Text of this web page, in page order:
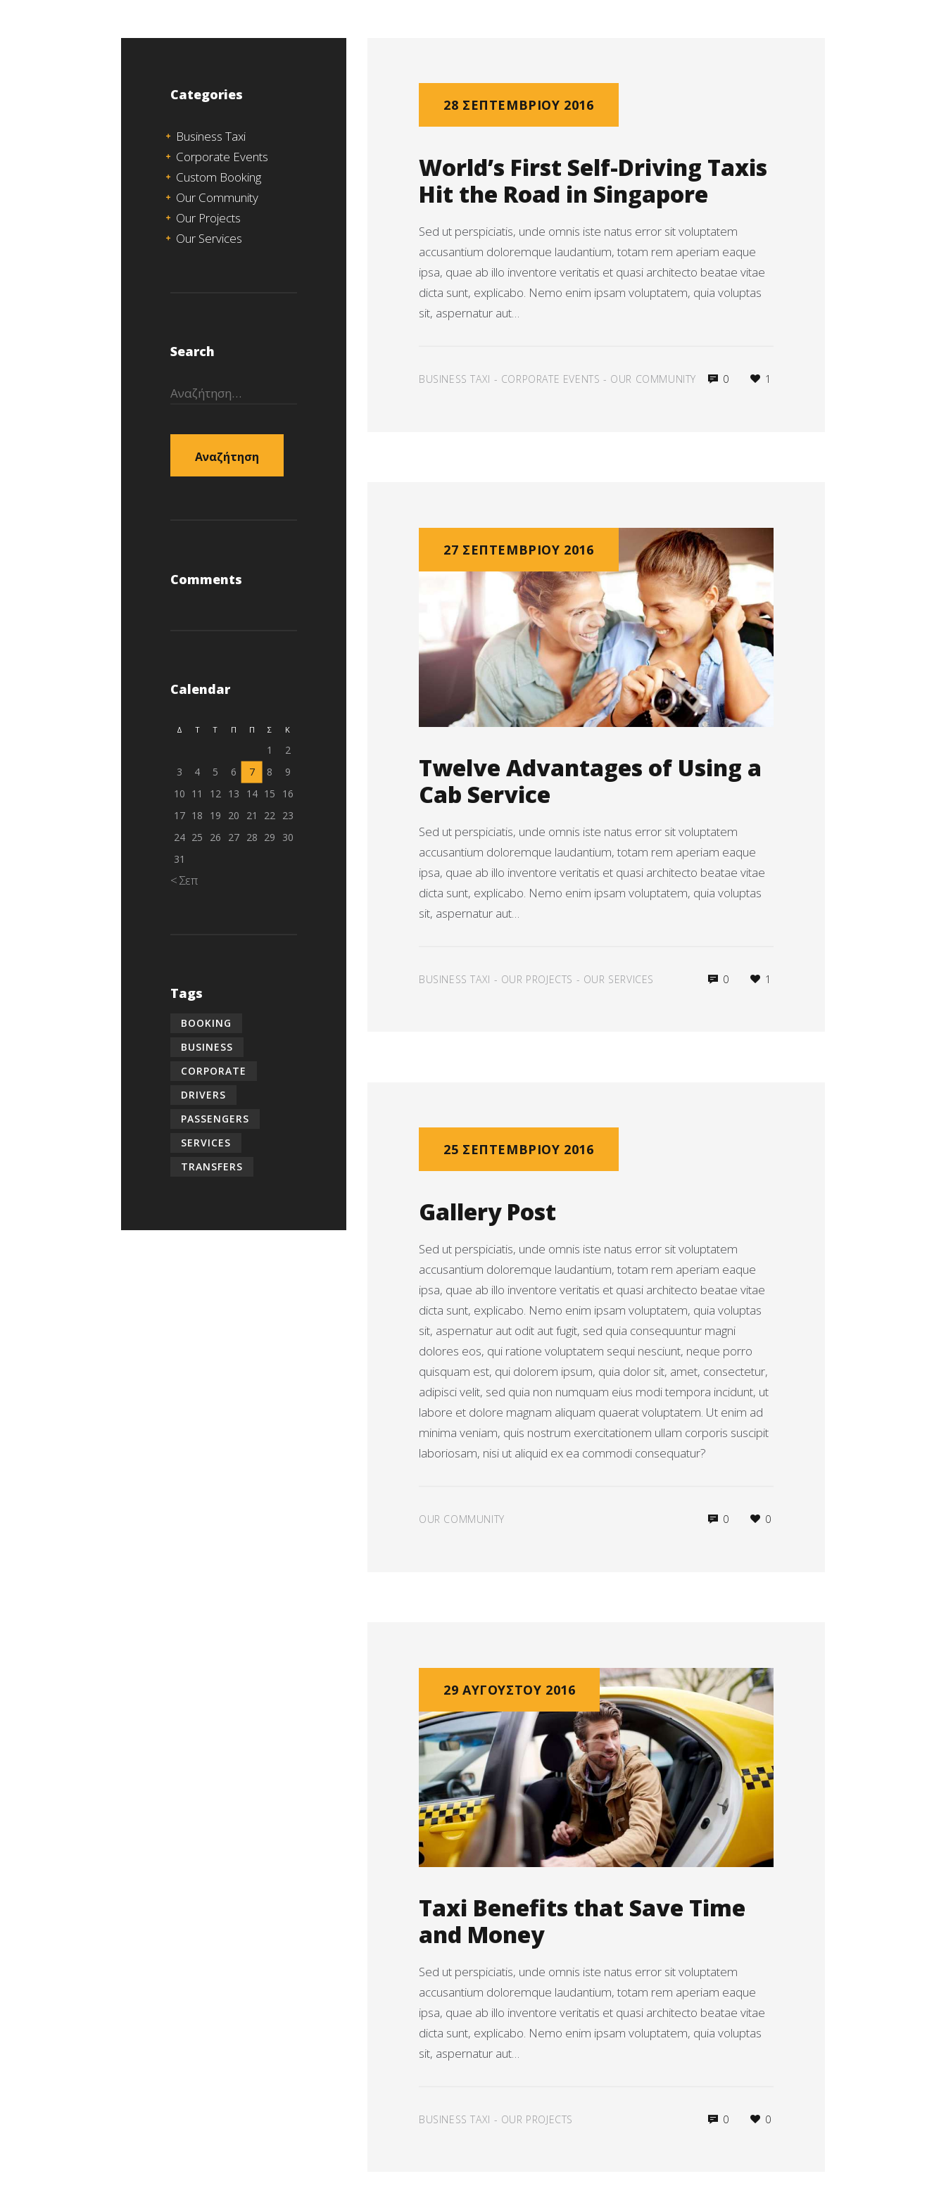
28 ΣΕΠΤΕΜΒΡΊΟΥ 2016
World’s First Self-Driving Taxis
Hit the Road in Singapore
Sed ut perspiciatis, unde omnis iste natus error sit voluptatem
accusantium doloremque laudantium, totam rem aperiam eaque
ipsa, quae ab illo inventore veritatis et quasi architecto beatae vitae
dicta sunt, explicabo. Nemo enim ipsam voluptatem, quia voluptas
sit, aspernatur aut…
BUSINESS TAXI - CORPORATE EVENTS - OUR COMMUNITY 0 1
27 ΣΕΠΤΕΜΒΡΊΟΥ 2016
Twelve Advantages of Using a
Cab Service
Sed ut perspiciatis, unde omnis iste natus error sit voluptatem
accusantium doloremque laudantium, totam rem aperiam eaque
ipsa, quae ab illo inventore veritatis et quasi architecto beatae vitae
dicta sunt, explicabo. Nemo enim ipsam voluptatem, quia voluptas
sit, aspernatur aut…
BUSINESS TAXI - OUR PROJECTS - OUR SERVICES 0 1
25 ΣΕΠΤΕΜΒΡΊΟΥ 2016
Gallery Post
Sed ut perspiciatis, unde omnis iste natus error sit voluptatem
accusantium doloremque laudantium, totam rem aperiam eaque
ipsa, quae ab illo inventore veritatis et quasi architecto beatae vitae
dicta sunt, explicabo. Nemo enim ipsam voluptatem, quia voluptas
sit, aspernatur aut odit aut fugit, sed quia consequuntur magni
dolores eos, qui ratione voluptatem sequi nesciunt, neque porro
quisquam est, qui dolorem ipsum, quia dolor sit, amet, consectetur,
adipisci velit, sed quia non numquam eius modi tempora incidunt, ut
labore et dolore magnam aliquam quaerat voluptatem. Ut enim ad
minima veniam, quis nostrum exercitationem ullam corporis suscipit
laboriosam, nisi ut aliquid ex ea commodi consequatur?
OUR COMMUNITY 0 0
29 ΑΥΓΟΎΣΤΟΥ 2016
Taxi Benefits that Save Time
and Money
Sed ut perspiciatis, unde omnis iste natus error sit voluptatem
accusantium doloremque laudantium, totam rem aperiam eaque
ipsa, quae ab illo inventore veritatis et quasi architecto beatae vitae
dicta sunt, explicabo. Nemo enim ipsam voluptatem, quia voluptas
sit, aspernatur aut…
BUSINESS TAXI - OUR PROJECTS 0 0
Categories
Business Taxi
Corporate Events
Custom Booking
Our Community
Our Projects
Our Services
Search
Αναζήτηση
Comments
Calendar
Δ Τ Τ Π Π Σ Κ
1
2
3
4 5 6 7 8
9
10 11 12 13 14 15
16
17 18 19 20 21 22 23
24 25 26 27 28 29
30
31
« Σεπ
Tags
BOOKING
BUSINESS
CORPORATE
DRIVERS
PASSENGERS
SERVICES
TRANSFERS